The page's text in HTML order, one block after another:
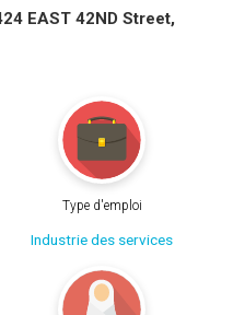
EAST 42ND Street,
Type d'emploi
Industrie des services